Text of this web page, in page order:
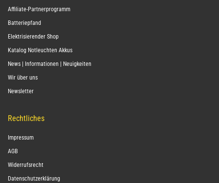
Affiliate-Partnerprogramm
Batteriepfand
Elektrisierender Shop
Katalog Notleuchten Akkus
News | Informationen | Neuigkeiten
Wir über uns
Newsletter
Rechtliches
Impressum
AGB
Widerrufsrecht
Datenschutzerklärung